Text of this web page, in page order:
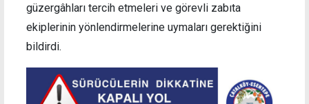
güzergâhları tercih etmeleri ve görevli zabıta
ekiplerinin yönlendirmelerine uymaları gerektiğini
bildirdi.